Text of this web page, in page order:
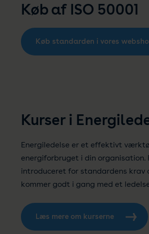
Køb af ISO 50001
Køb standarden i vores
Kurser i
Energiledelse er et effektivt
energiforbruget i din organisation.
introduceret for standardens krav
kommer godt i gang med et
Læs mere om kurserne